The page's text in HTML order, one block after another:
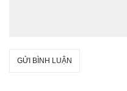
GỬI BÌNH LUẬN